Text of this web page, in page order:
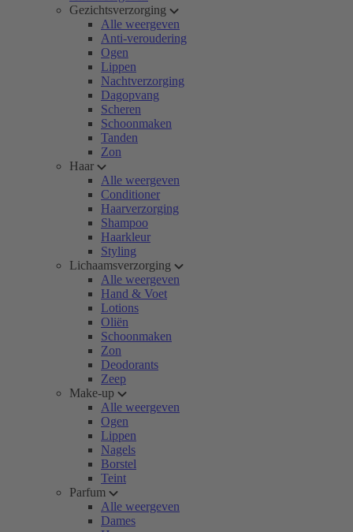
Gezichtsverzorging
Alle weergeven
Anti-veroudering
Ogen
Lippen
Nachtverzorging
Dagopvang
Scheren
Schoonmaken
Tanden
Zon
Haar
Alle weergeven
Conditioner
Haarverzorging
Shampoo
Haarkleur
Styling
Lichaamsverzorging
Alle weergeven
Hand & Voet
Lotions
Oliën
Schoonmaken
Zon
Deodorants
Zeep
Make-up
Alle weergeven
Ogen
Lippen
Nagels
Borstel
Teint
Parfum
Alle weergeven
Dames